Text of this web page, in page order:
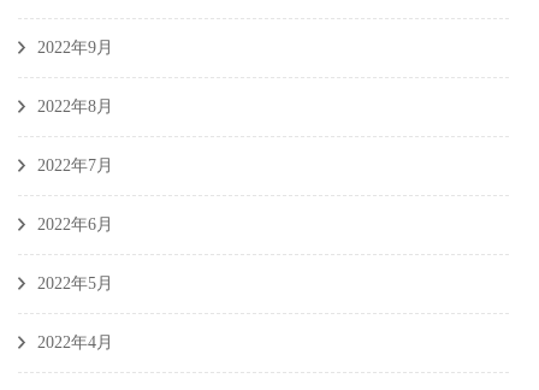
2022年9月
2022年8月
2022年7月
2022年6月
2022年5月
2022年4月